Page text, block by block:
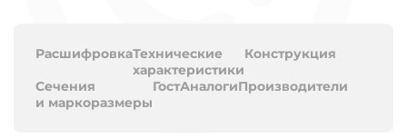
РасшифровкаТехнические
характеристики
Конструкция
Сечения
и маркоразмеры
ГостАналогиПроизводители